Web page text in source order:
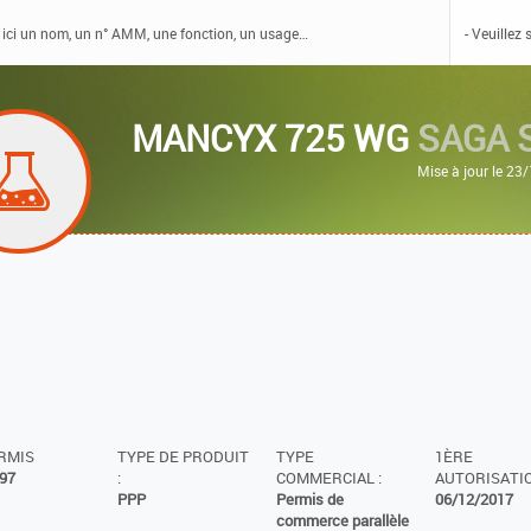
MANCYX 725 WGSAGA
Mise à jour le
TYPE DE PRODUIT
:
PPP
TYPE
COMMERCIAL :
Permis de
commerce parallèle
1ÈRE
06/12/2017